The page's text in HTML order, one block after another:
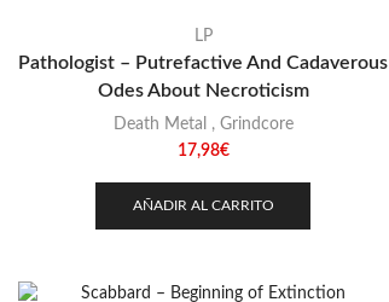
LP
Pathologist – Putrefactive And Cadaverous
Odes About Necroticism
Death Metal , Grindcore
17,98€
AÑADIR AL CARRITO